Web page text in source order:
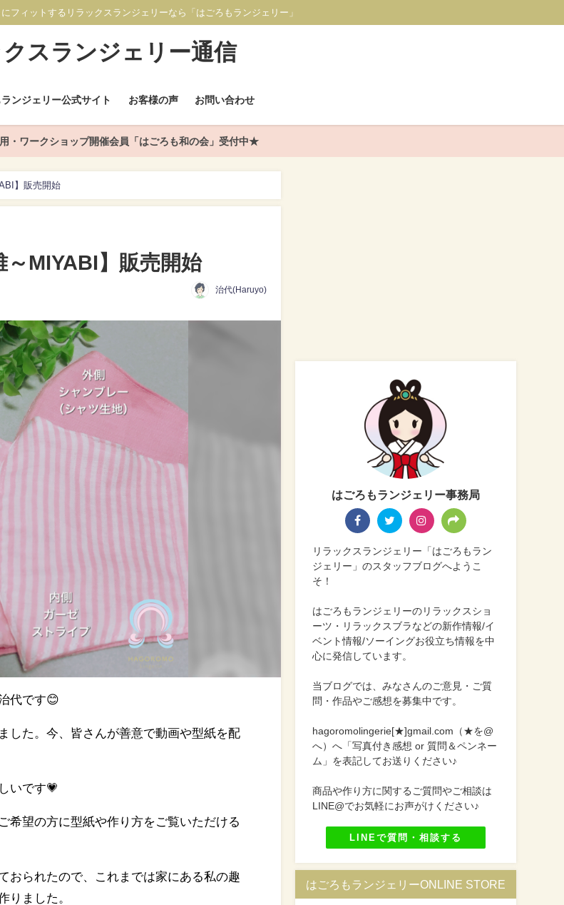
フィットするリラックスランジェリーなら「はごろもランジェリー」
クスランジェリー通信
ンジェリー公式サイト お客様の声 お問い合わせ
・ワークショップ開催会員「はごろも和の会」受付中★
】販売開始
MIYABI】販売開始
治代(Haruyo)
代です😊
した。今、皆さんが善意で動画や型紙を配
いです💗
希望の方に型紙や作り方をご覧いただける
おられたので、これまでは家にある私の趣
りました。
はごろもランジェリー事務局
リラックスランジェリー「はごろもラン
ジェリー」のスタッフブログへようこ
そ！
はごろもランジェリーのリラックスショ
ーツ・リラックスブラなどの新作情報/イ
ベント情報/ソーイングお役立ち情報を中
心に発信しています。
当ブログでは、みなさんのご意見・ご質
問・作品やご感想を募集中です。
hagoromolingerie[★]gmail.com（★を@
へ）へ「写真付き感想 or 質問＆ペンネー
ム」を表記してお送りください♪
商品や作り方に関するご質問やご相談は
LINE@でお気軽にお声がけください♪
LINEで質問・相談する
はごろもランジェリーONLINE STORE